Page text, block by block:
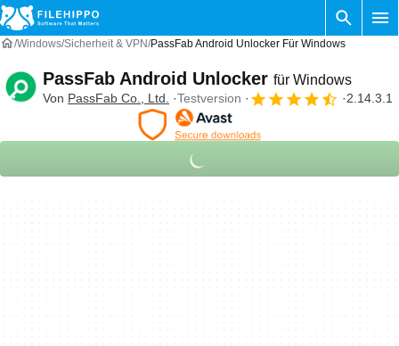
Windows Sicherheit & VPN PassFab Android Unlocker Für Windows
PassFab Android Unlocker für Windows
Von PassFab Co., Ltd. Testversion 2.14.3.1